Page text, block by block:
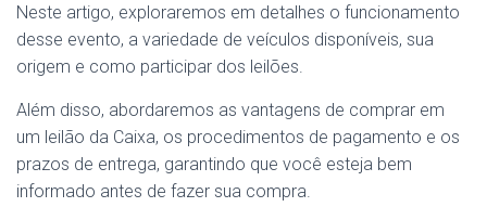
Neste artigo, exploraremos em detalhes o funcionamento
desse evento, a variedade de veículos disponíveis, sua
origem e como participar dos leilões.
Além disso, abordaremos as vantagens de comprar em
um leilão da Caixa, os procedimentos de pagamento e os
prazos de entrega, garantindo que você esteja bem
informado antes de fazer sua compra.